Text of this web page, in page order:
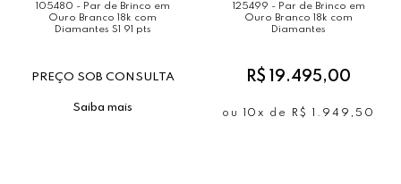
105480 - Par de Brinco em
Ouro Branco 18k com
Diamantes S1 91 pts
PREÇO SOB CONSULTA
Saiba mais
125499 - Par de Brinco em
Ouro Branco 18k com
Diamantes
R$ 19.495,00
ou 10x de R$ 1.949,50